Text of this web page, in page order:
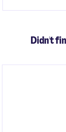
Didn't